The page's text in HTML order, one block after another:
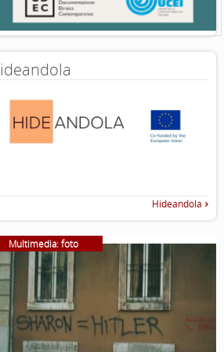
Hideandola
Multimedia: foto